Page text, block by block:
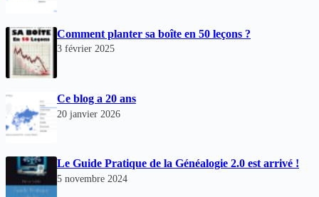
Comment planter sa boîte en 50 leçons ?
3 février 2025
Ce blog a 20 ans
20 janvier 2026
Le Guide Pratique de la Généalogie 2.0 est arrivé !
5 novembre 2024